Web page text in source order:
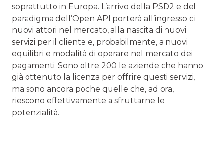
soprattutto in Europa. L’arrivo della PSD2 e del
paradigma dell’Open API porterà all’ingresso di
nuovi attori nel mercato, alla nascita di nuovi
servizi per il cliente e, probabilmente, a nuovi
equilibri e modalità di operare nel mercato dei
pagamenti. Sono oltre 200 le aziende che hanno
già ottenuto la licenza per offrire questi servizi,
ma sono ancora poche quelle che, ad ora,
riescono effettivamente a sfruttarne le
potenzialità.